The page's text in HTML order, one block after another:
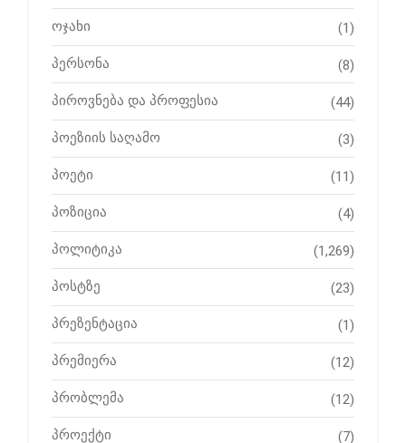
ოჯახი (1)
პერსონა (8)
პიროვნება და პროფესია (44)
პოეზიის საღამო (3)
პოეტი (11)
პოზიცია (4)
პოლიტიკა (1,269)
პოსტზე (23)
პრეზენტაცია (1)
პრემიერა (12)
პრობლემა (12)
პროექტი (7)